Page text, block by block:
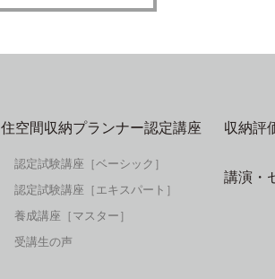
住空間収納プランナー認定講座
認定試験講座［ベーシック］
認定試験講座［エキスパート］
養成講座［マスター］
受講生の声
収納評
講演・